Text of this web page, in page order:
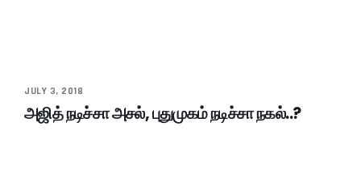
JULY 3, 2018
அஜித் நடிச்சா அசல், புதுமுகம் நடிச்சா நகல்..?